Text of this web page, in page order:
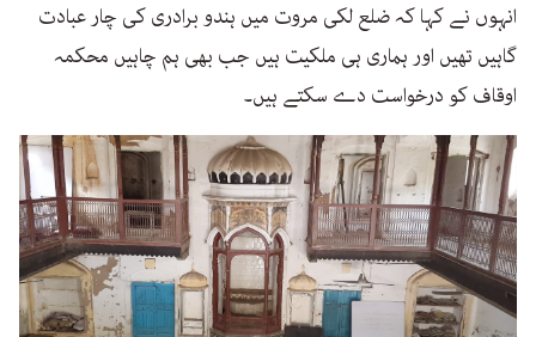
انہوں نے کہا کہ ضلع لکی مروت میں ہندو برادری کی چار عبادت
گاہیں تھیں اور ہماری ہی ملکیت ہیں جب بھی ہم چاہیں محکمہ
اوقاف کو درخواست دے سکتے ہیں۔